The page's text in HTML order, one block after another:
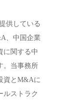
供している
、中国企業
に関する中
。当事務所
資とM&Aに
ルストラク